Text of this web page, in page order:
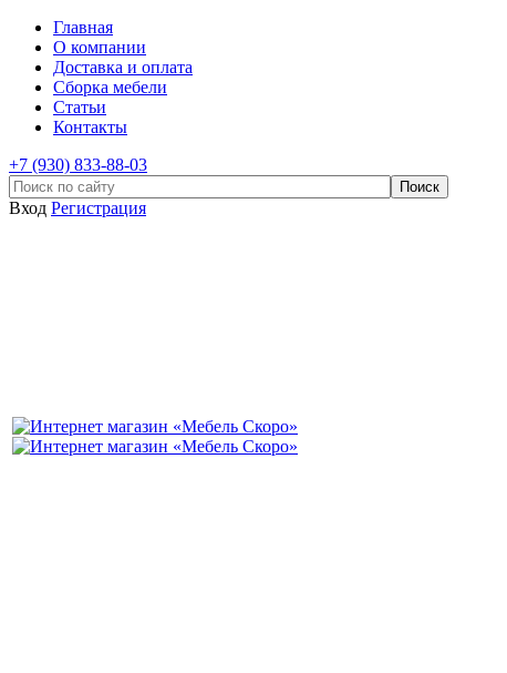
Главная
О компании
Доставка и оплата
Сборка мебели
Статьи
Контакты
+7 (930) 833-88-03
Вход Регистрация